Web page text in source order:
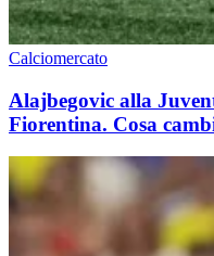
Calciomercato
Alajbegovic alla
Fiorentina. Cosa